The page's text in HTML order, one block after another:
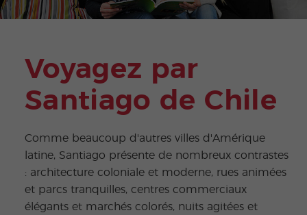
Voyagez par
Santiago de Chile
Comme beaucoup d'autres villes d'Amérique
latine, Santiago présente de nombreux contrastes
: architecture coloniale et moderne, rues animées
et parcs tranquilles, centres commerciaux
élégants et marchés colorés, nuits agitées et